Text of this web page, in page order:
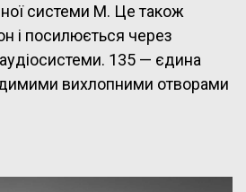
системи M. Це також
і посилюється через
135 — єдина
вихлопними отворами